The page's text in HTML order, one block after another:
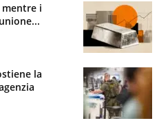
mentre i
la